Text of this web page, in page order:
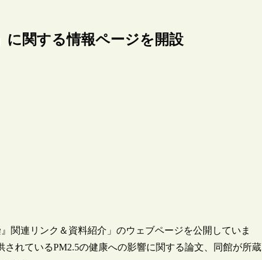
に関する情報ページを開設
関連リンク＆資料紹介」のウェブページを公開していま
れているPM2.5の健康への影響に関する論文、同館が所蔵